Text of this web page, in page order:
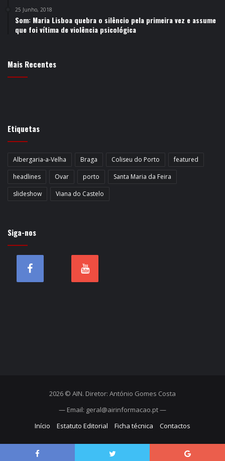
25 Junho, 2018
Som: Maria Lisboa quebra o silêncio pela primeira vez e assume
que foi vítima de violência psicológica
Mais Recentes
Etiquetas
Albergaria-a-Velha Braga Coliseu do Porto
featured
headlines
Ovar porto
Santa Maria da Feira
slideshow
Viana do Castelo
Siga-nos
2026 © AIN. Diretor: António Gomes Costa
— Email: geral@airinformacao.pt —
Início
Estatuto Editorial Ficha técnica Contactos